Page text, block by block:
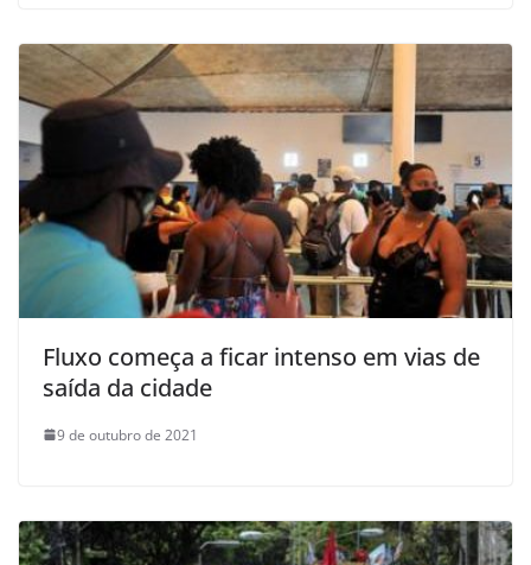
Fluxo começa a ficar intenso em vias de
saída da cidade
9 de outubro de 2021